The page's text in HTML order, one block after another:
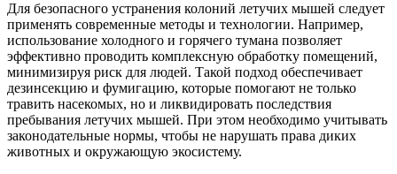
Для безопасного устранения колоний летучих мышей следует
применять современные методы и технологии. Например,
использование холодного и горячего тумана позволяет
эффективно проводить комплексную обработку помещений,
минимизируя риск для людей. Такой подход обеспечивает
дезинсекцию и фумигацию, которые помогают не только
травить насекомых, но и ликвидировать последствия
пребывания летучих мышей. При этом необходимо учитывать
законодательные нормы, чтобы не нарушать права диких
животных и окружающую экосистему.